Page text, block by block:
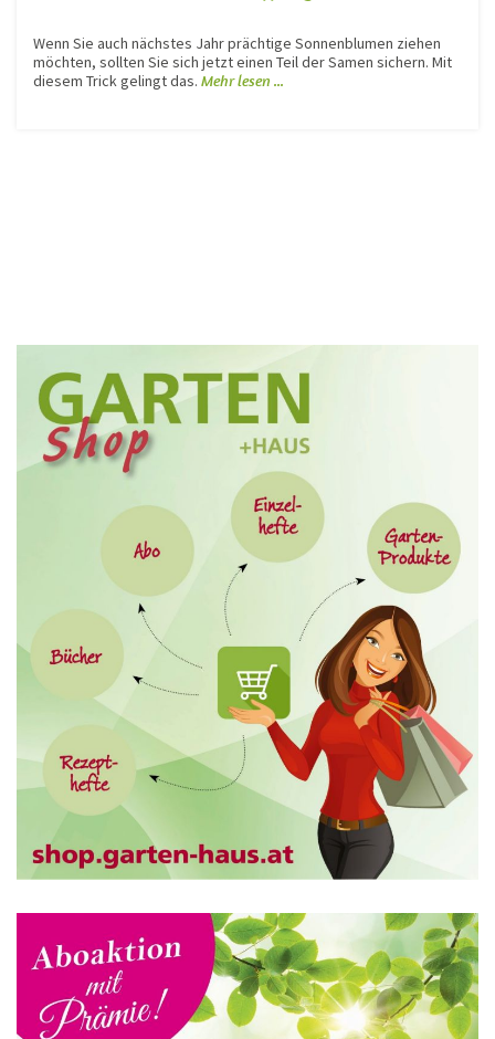
Wenn Sie auch nächstes Jahr prächtige Sonnenblumen ziehen
möchten, sollten Sie sich jetzt einen Teil der Samen sichern. Mit
diesem Trick gelingt das. Mehr lesen ...